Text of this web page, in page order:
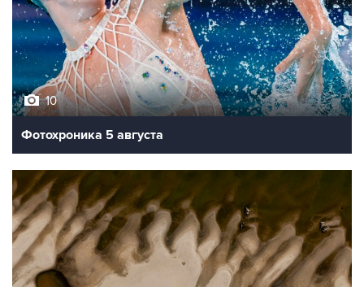
10
Фотохроника 5 августа